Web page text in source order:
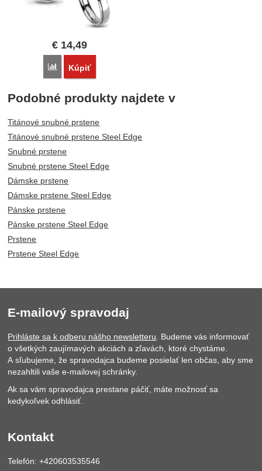
€ 14,49
Porovnať
Kúpiť
Podobné produkty najdete v
Titánové snubné prstene
Titánové snubné prstene Steel Edge
Snubné prstene
Snubné prstene Steel Edge
Dámske prstene
Dámske prstene Steel Edge
Pánske prstene
Pánske prstene Steel Edge
Prstene
Prstene Steel Edge
E-mailový spravodaj
Prihláste sa k odberu nášho newsletteru. Budeme vás informovať
o všetkých zaujímavých akciách a zľavách, ktoré chystáme.
A sľubujeme, že spravodajca budeme posielať len občas, aby sme
nezahltili vaše e-mailovej schránky.
Ak sa vám spravodajca prestane páčiť, máte možnosť sa
kedykoľvek odhlásiť.
Kontakt
Telefón: +420603535546